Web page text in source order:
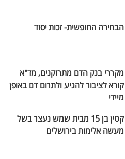
הבחירה החופשית- זכות יסוד
מקררי בנק הדם מתרוקנים, מד"א
קורא לציבור להגיע ולתרום דם באופן
מיידי
קטין בן 15 מבית שמש נעצר בשל
מעשה אלימות בירושלים